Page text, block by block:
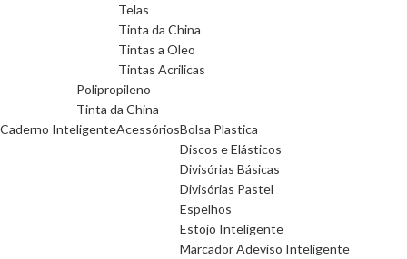
Telas
Tinta da China
Tintas a Oleo
Tintas Acrilicas
Polipropileno
Tinta da China
Caderno InteligenteAcessóriosBolsa Plastica
Discos e Elásticos
Divisórias Básicas
Divisórias Pastel
Espelhos
Estojo Inteligente
Marcador Adeviso Inteligente